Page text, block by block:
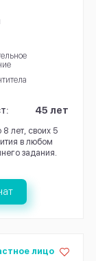
45 лет
лет, своих 5
в любом
задания.
лицо